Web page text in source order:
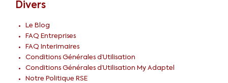
Divers
Le Blog
FAQ Entreprises
FAQ Interimaires
Conditions Générales d’Utilisation
Conditions Générales d’Utilisation My Adaptel
Notre Politique RSE